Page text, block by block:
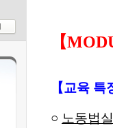
【
【 교육 특
○ 노동법